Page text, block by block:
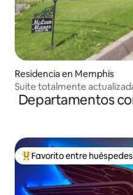
Residencia en Memphis
Suite totalmente
Square. P
Departamentos
De los mejores en Favorito
Favorito entre huéspedes